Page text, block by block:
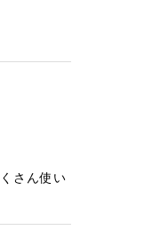
さん使い